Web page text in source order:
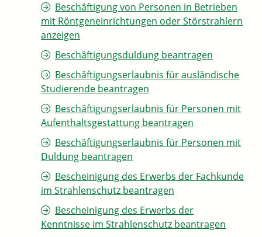
Beschäftigung von Personen in Betrieben
mit Röntgeneinrichtungen oder Störstrahlern
anzeigen
Beschäftigungsduldung beantragen
Beschäftigungserlaubnis für ausländische
Studierende beantragen
Beschäftigungserlaubnis für Personen mit
Aufenthaltsgestattung beantragen
Beschäftigungserlaubnis für Personen mit
Duldung beantragen
Bescheinigung des Erwerbs der Fachkunde
im Strahlenschutz beantragen
Bescheinigung des Erwerbs der
Kenntnisse im Strahlenschutz beantragen